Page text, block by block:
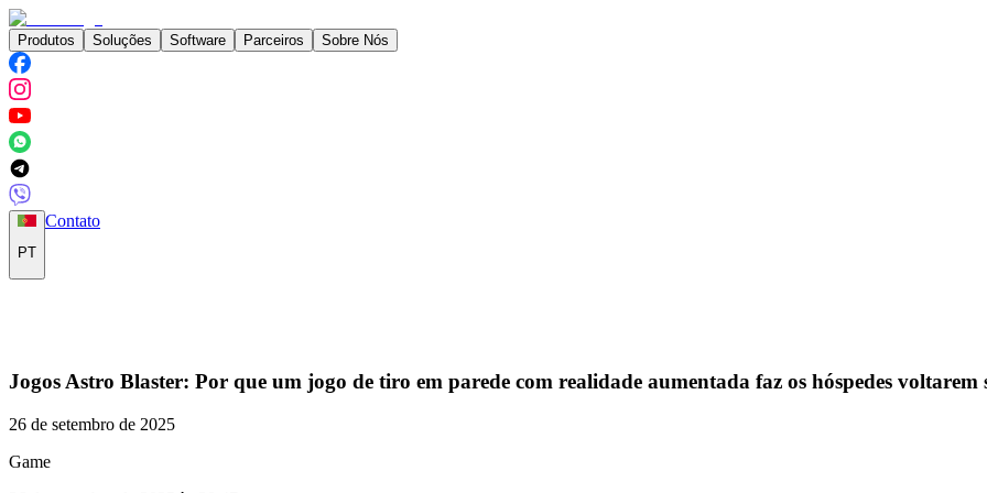
Produtos Soluções Software Parceiros Sobre Nós
PT
Contato
Jogos Astro Blaster: Por que um jogo de tiro em parede com realidade aumentada faz os hóspedes voltarem
26 de setembro de 2025
Game